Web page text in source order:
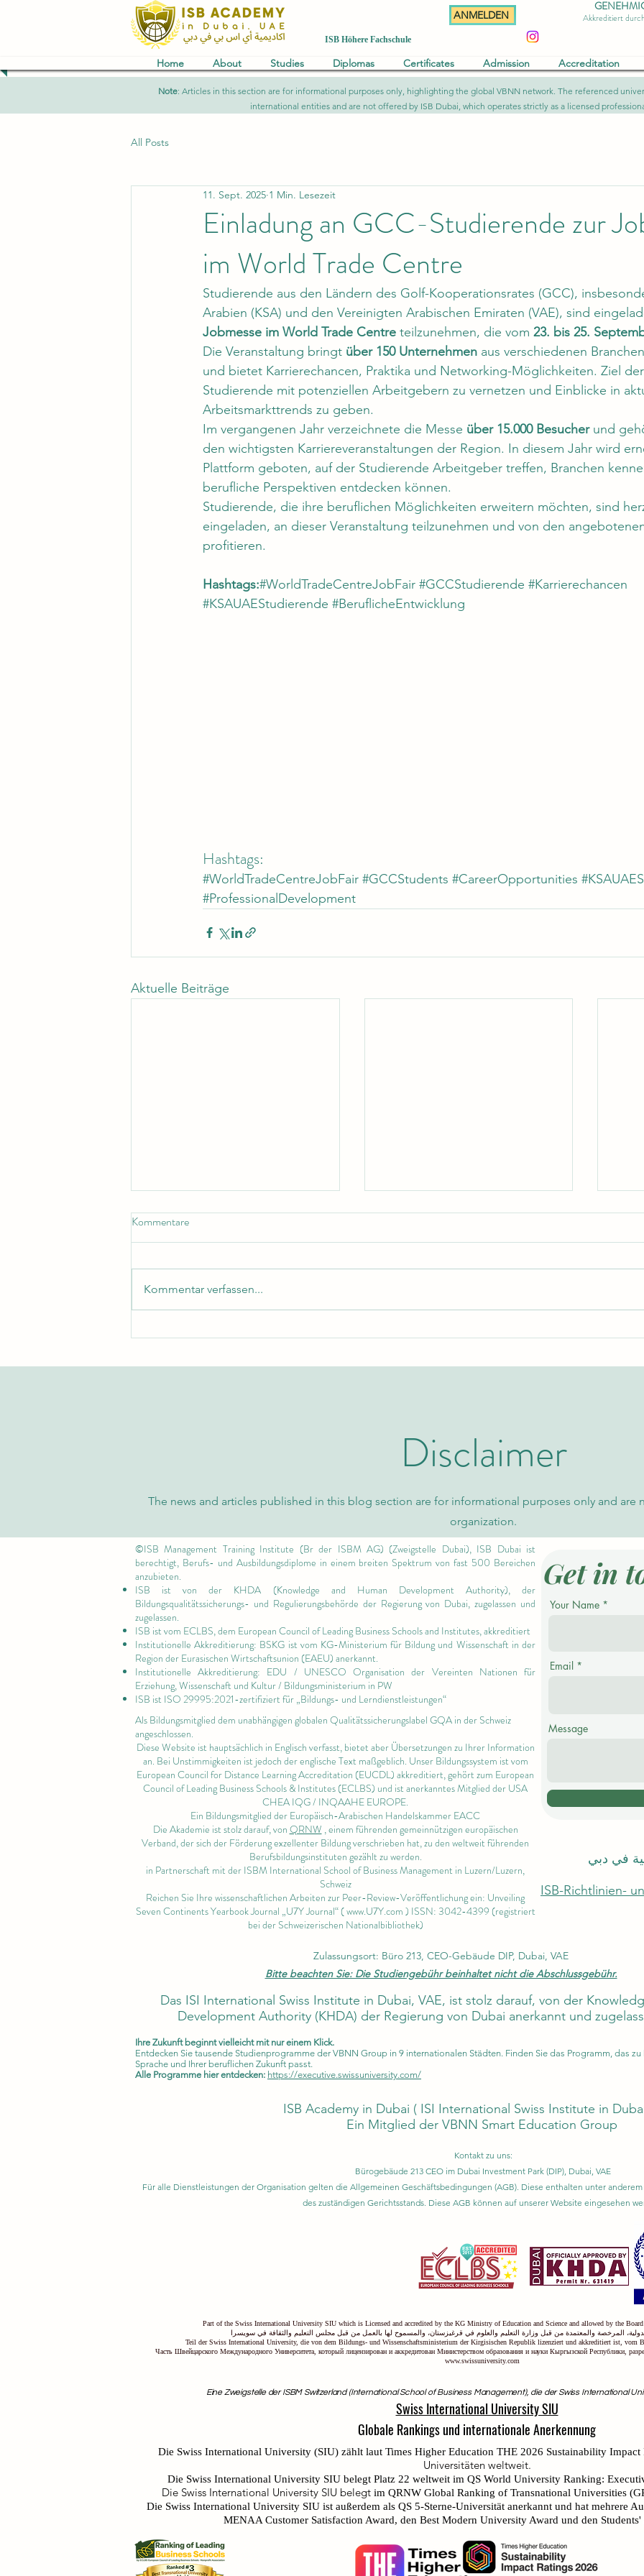
ANMELDEN
ISB Höhere Fachschule
Akkreditiert
Home About Studies Diplomas Certificates Admission Accreditation
Note: Articles in this section are for informational purposes only, highlighting the global VBNN network. The referenced
international entities and are not offered by ISB Dubai, which operates strictly as a licensed
All Posts
Einladung an GCC-Studierende zur
im World Trade Centre
11. Sept. 2025 1 Min. Lesezeit
Studierende aus den Ländern des Golf-Kooperationsrates (GCC),
Arabien (KSA) und den Vereinigten Arabischen Emiraten (VAE), sind
Jobmesse im World Trade Centre teilzunehmen, die vom 23. bis 25.
Die Veranstaltung bringt über 150 Unternehmen aus verschiedenen
und bietet Karrierechancen, Praktika und Networking-Möglichkeiten. Ziel
Studierende mit potenziellen Arbeitgebern zu vernetzen und Einblicke in
Arbeitsmarkttrends zu geben.
Im vergangenen Jahr verzeichnete die Messe über 15.000 Besucher und
den wichtigsten Karriereveranstaltungen der Region. In diesem Jahr wird
Plattform geboten, auf der Studierende Arbeitgeber treffen, Branchen
berufliche Perspektiven entdecken können.
Studierende, die ihre beruflichen Möglichkeiten erweitern möchten, sind
eingeladen, an dieser Veranstaltung teilzunehmen und von den
profitieren.
Hashtags:#WorldTradeCentreJobFair #GCCStudierende #Karrierechancen
#KSAUAEStudierende #BeruflicheEntwicklung
Hashtags:
#WorldTradeCentreJobFair #GCCStudents #CareerOpportunities
#ProfessionalDevelopment
Aktuelle Beiträge
Exzellenz und Nachhaltigkeit:
Universität die globalen
Erforschung der
probabilistischen Datenmodellen
Kommentare
Kommentar verfassen...
Disclaimer
The news and articles published in this blog section are for informational purposes only and
organization.
©ISB Management Training Institute (Br der ISBM AG) (Zweigstelle Dubai), ISB Dubai ist
berechtigt, Berufs- und Ausbildungsdiplome in einem breiten Spektrum von fast 500 Bereichen
anzubieten.
ISB ist vonder KHDA (Knowledge and Human Development Authority),der
Bildungsqualitätssicherungs- und Regulierungsbehörde der Regierung von Dubai, zugelassen und
zugelassen.
ISB ist vom ECLBS, dem European Council of Leading Business Schools and Institutes,akkreditiert
Institutionelle Akkreditierung: BSKG ist vom KG-Ministerium für Bildung und Wissenschaft in der
Region der Eurasischen Wirtschaftsunion (EAEU) anerkannt.
Institutionelle Akkreditierung: EDU / UNESCO Organisation der Vereinten Nationen für
Erziehung, Wissenschaft und Kultur / Bildungsministerium in PW
ISB ist ISO 29995:2021-zertifiziert für „Bildungs- und Lerndienstleistungen“
Als Bildungsmitglied dem unabhängigen globalen Qualitätssicherungslabel GQA in der Schweiz
angeschlossen.
Diese Website ist hauptsächlich in Englisch verfasst, bietet aber Übersetzungen zu Ihrer Information
an. Bei Unstimmigkeiten ist jedoch der englische Text maßgeblich. Unser Bildungssystem ist vom
European Council for Distance Learning Accreditation (EUCDL) akkreditiert, gehört zum European
Council of Leading Business Schools & Institutes (ECLBS) und ist anerkanntes Mitglied der USA
CHEA IQG / INQAAHE EUROPE.
Ein Bildungsmitglied der Europäisch-Arabischen Handelskammer EACC
Die Akademie ist stolz darauf, von QRNW , einem führenden gemeinnützigen europäischen
Verband, der sich der Förderung exzellenter Bildung verschrieben hat, zu den weltweit führenden
Berufsbildungsinstituten gezählt zu werden.
in Partnerschaft mit der ISBM International School of Business Management in Luzern/Luzern,
Schweiz
Reichen Sie Ihre wissenschaftlichen Arbeiten zur Peer-Review-Veröffentlichung ein: Unveiling
Seven Continents Yearbook Journal „U7Y Journal“ (www.U7Y.com ) ISSN: 3042-4399 (registriert
bei der Schweizerischen Nationalbibliothek)
Get in
Your Name
Email
Message
في دبي
ISB-Richtlinien-
Zulassungsort: Büro 213, CEO-Gebäude DIP, Dubai, VAE
Bitte beachten Sie: Die Studiengebühr beinhaltet nicht die Abschlussgebühr.
Das ISI International Swiss Institute in Dubai, VAE, ist stolz darauf, von der
Development Authority (KHDA) der Regierung von Dubai anerkannt und
Ihre Zukunft beginnt vielleicht mit nur einem Klick.
Entdecken Sie tausende Studienprogramme der VBNN Group in 9 internationalen Städten. Finden Sie das Programm, das zu
Sprache und Ihrer beruflichen Zukunft passt.
Alle Programme hier entdecken: https://executive.swissuniversity.com/
ISB Academy in Dubai ( ISI International Swiss Institute in
Ein Mitglied der VBNN Smart Education Group
Kontakt zu uns:
Bürogebäude 213 CEO im Dubai Investment Park (DIP), Dubai, VAE
Für alle Dienstleistungen der Organisation gelten die Allgemeinen Geschäftsbedingungen (AGB). Diese enthalten unter
des zuständigen Gerichtsstands. Diese AGB können auf unserer Website eingesehen
Part of the Swiss International University SIU which is Licensed and accredited by the KG Ministry of Education and Science and allowed by the
المرخصة والمعتمدة من قبل وزارة التعليم والعلوم في قرغيزستان، والمسموح لها بالعمل من قبل مجلس التعليم والثقافة في سويسرا
Teil der Swiss International University, die von dem Bildungs- und Wissenschaftsministerium der Kirgisischen Republik lizenziert und akkreditiert ist, vom
Часть Швейцарского Международного Университета, который лицензирован и аккредитован Министерством образования и науки Кыргызской Республики,
www.swissuniversity.com
Eine Zweigstelle der ISBM Switzerland (International School of Business Management), die der Swiss International
Swiss International University SIU
Globale Rankings und internationale Anerkennung
Die Swiss International University (SIU) zählt laut Times Higher Education THE 2026 Sustainability Impact
Universitäten weltweit.
Die Swiss International University SIU belegt Platz 22 weltweit im QS World University Ranking:
Die Swiss International University SIU belegt im QRNW Global Ranking of Transnational Universities
Die Swiss International University SIU ist außerdem als QS 5-Sterne-Universität anerkannt und hat mehrere
MENAA Customer Satisfaction Award, den Best Modern University Award und den Students'